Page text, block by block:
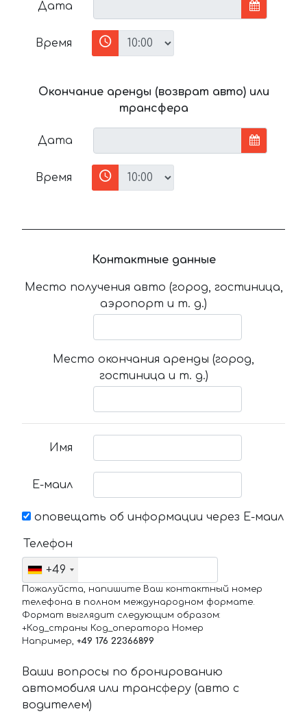
Дата
Время
Окончание аренды (возврат авто) или
трансфера
Дата
Время
Контактные данные
Место получения авто (город, гостиница,
аэропорт и т. д.)
Место окончания аренды (город,
гостиница и т. д.)
Имя
Е-маил
оповещать об информации через Е-маил
Телефон
+49
Пожалуйста, напишите Ваш контактный номер
телефона в полном международном формате.
Формат выглядит следующим образом:
+Код_страны Код_оператора Номер
Например, +49 176 22366899
Ваши вопросы по бронированию
автомобиля или трансферу (авто с
водителем)